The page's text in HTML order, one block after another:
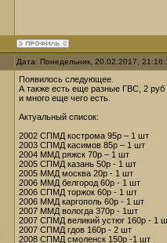
Дата: Понедельник, 20.02.2017,
Появилось следующее.
А также есть еще разные ГВС, 2 руб
и много еще чего есть.
Актуальный список:
2002 СПМД кострома 95р – 1 шт
2003 СПМД касимов 85р – 1 шт
2004 ММД ряжск 70р – 1 шт
2005 СПМД казань 50р - 1 шт
2005 ММД москва 20р - 1 шт
2006 ММД белгород 60р - 1 шт
2006 СПМД торжок 60р - 1 шт
2006 ММД каргополь 60р - 1 шт
2007 ММД вологда 370р - 1шт
2007 СПМД великий устюг 160р - 1
2007 СПМД гдов 160р - 2 шт
2008 СПМД смоленск 150р -1 шт